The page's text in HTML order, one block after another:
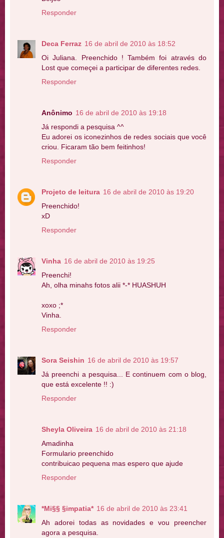
Responder
Deca Ferraz 16 de abril de 2010 às 18:52
Oi Juliana. Preenchido ! Também foi através do
Lost que começei a participar de diferentes redes.
Responder
Anônimo 16 de abril de 2010 às 19:18
Já respondi a pesquisa ^^
Eu adorei os iconezinhos de redes sociais que você
criou. Ficaram tão bem feitinhos!
Responder
Projeto de leitura 16 de abril de 2010 às 19:20
Preenchido!
xD
Responder
Vinha 16 de abril de 2010 às 19:25
Preenchi!
Ah, olha minahs fotos alii *-* HUASHUH
xoxo ;*
Vinha.
Responder
Sora Seishin 16 de abril de 2010 às 19:57
Já preenchi a pesquisa... E continuem com o blog,
que está excelente !! :)
Responder
Sheyla Oliveira 16 de abril de 2010 às 21:18
Amadinha
Formulario preenchido
contribuicao pequena mas espero que ajude
Responder
*Mi§§ §impatia* 16 de abril de 2010 às 23:41
Ah adorei todas as novidades e vou preencher
agora a pesquisa.